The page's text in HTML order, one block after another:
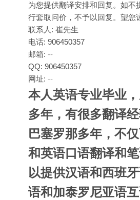
为您提供翻译安排和回复。如不
行套取问价，不予以回复。望您
联系人: 崔先生
电话: 906450357
邮箱: --
QQ: 906450357
网址: --
本人英语专业毕业
多年，有很多翻译
巴塞罗那多年，不
和英语口语翻译和
以提供汉语和西班
语和加泰罗尼亚语